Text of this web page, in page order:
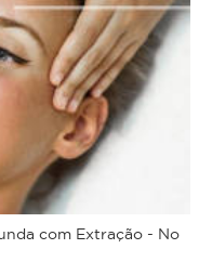
com Extração - No